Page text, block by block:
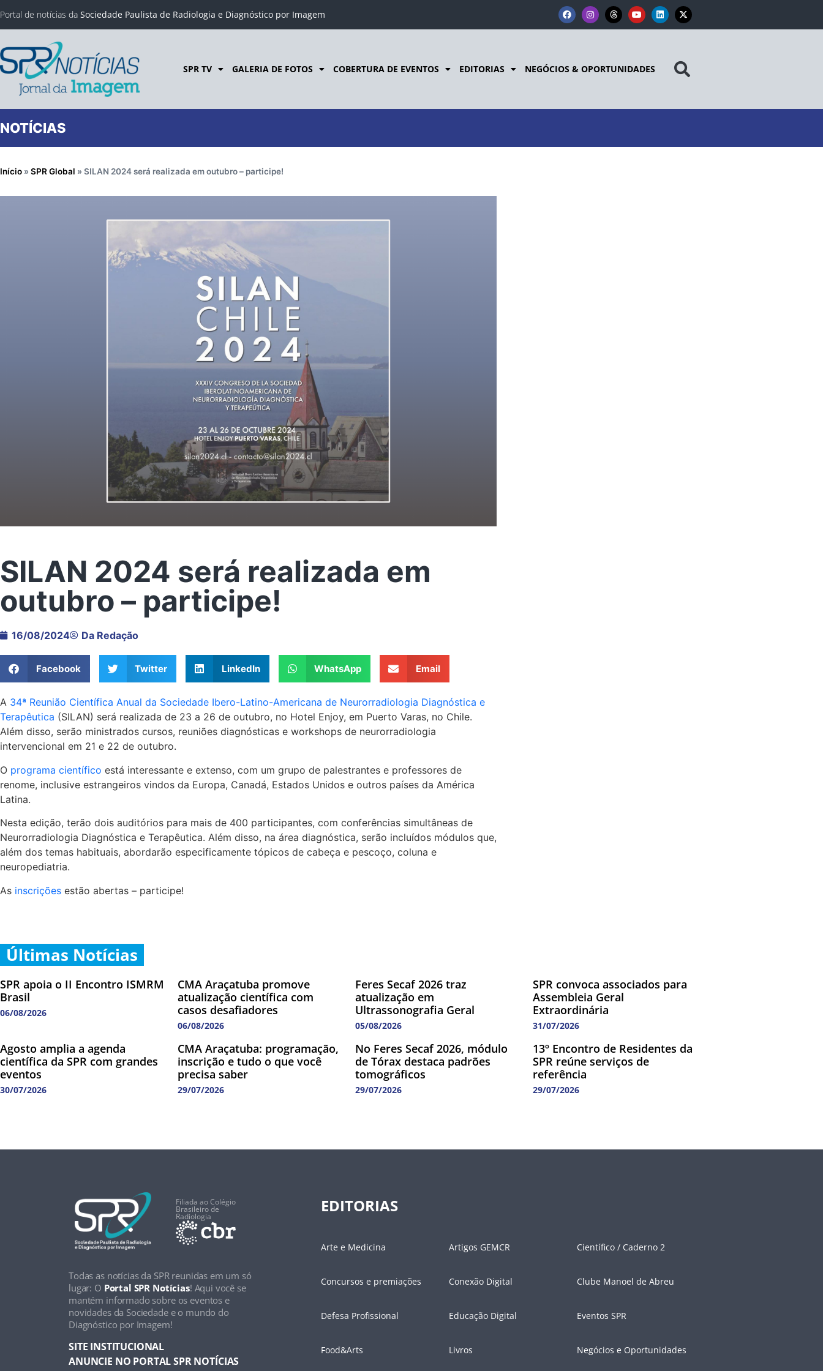
Portal de notícias da Sociedade Paulista de Radiologia e Diagnóstico por Imagem
SPR TV GALERIA DE FOTOS COBERTURA DE EVENTOS EDITORIAS NEGÓCIOS & OPORTUNIDADES
NOTÍCIAS
Início » SPR Global » SILAN 2024 será realizada em outubro – participe!
SILAN 2024 será realizada em
outubro – participe!
16/08/2024 Da Redação
Facebook Twitter LinkedIn WhatsApp Email
A 34ª Reunião Científica Anual da Sociedade Ibero-Latino-Americana de Neurorradiologia Diagnóstica e
Terapêutica (SILAN) será realizada de 23 a 26 de outubro, no Hotel Enjoy, em Puerto Varas, no Chile.
Além disso, serão ministrados cursos, reuniões diagnósticas e workshops de neurorradiologia
intervencional em 21 e 22 de outubro.
O programa científico está interessante e extenso, com um grupo de palestrantes e professores de
renome, inclusive estrangeiros vindos da Europa, Canadá, Estados Unidos e outros países da América
Latina.
Nesta edição, terão dois auditórios para mais de 400 participantes, com conferências simultâneas de
Neurorradiologia Diagnóstica e Terapêutica. Além disso, na área diagnóstica, serão incluídos módulos que,
além dos temas habituais, abordarão especificamente tópicos de cabeça e pescoço, coluna e
neuropediatria.
As inscrições estão abertas – participe!
Últimas Notícias
SPR apoia o II Encontro ISMRM
Brasil
06/08/2026
CMA Araçatuba promove
atualização científica com
casos desafiadores
06/08/2026
Feres Secaf 2026 traz
atualização em
Ultrassonografia Geral
05/08/2026
SPR convoca associados para
Assembleia Geral
Extraordinária
31/07/2026
Agosto amplia a agenda
científica da SPR com grandes
eventos
30/07/2026
CMA Araçatuba: programação,
inscrição e tudo o que você
precisa saber
29/07/2026
No Feres Secaf 2026, módulo
de Tórax destaca padrões
tomográficos
29/07/2026
13º Encontro de Residentes da
SPR reúne serviços de
referência
29/07/2026
Filiada ao Colégio
Brasileiro de
Radiologia
Todas as notícias da SPR reunidas em um só
lugar: O Portal SPR Notícias! Aqui você se
mantém informado sobre os eventos e
novidades da Sociedade e o mundo do
Diagnóstico por Imagem!
SITE INSTITUCIONAL
ANUNCIE NO PORTAL SPR NOTÍCIAS
EDITORIAS
Arte e Medicina Artigos GEMCR Científico / Caderno 2
Concursos e premiações Conexão Digital Clube Manoel de Abreu
Defesa Profissional Educação Digital Eventos SPR
Food&Arts Livros Negócios e Oportunidades